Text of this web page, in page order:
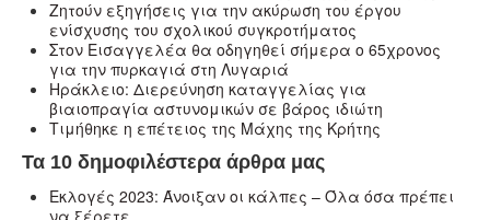
Ζητούν εξηγήσεις για την ακύρωση του έργου
ενίσχυσης του σχολικού συγκροτήματος
Στον Εισαγγελέα θα οδηγηθεί σήμερα ο 65χρονος
για την πυρκαγιά στη Λυγαριά
Ηράκλειο: Διερεύνηση καταγγελίας για
βιαιοπραγία αστυνομικών σε βάρος ιδιώτη
Τιμήθηκε η επέτειος της Μάχης της Κρήτης
Τα 10 δημοφιλέστερα άρθρα μας
Εκλογές 2023: Άνοιξαν οι κάλπες – Όλα όσα πρέπει
να ξέρετε